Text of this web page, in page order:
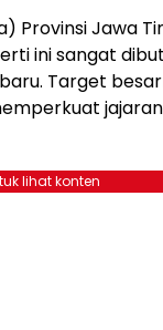
Provinsi Jawa
ini sangat
Target
lihat konten